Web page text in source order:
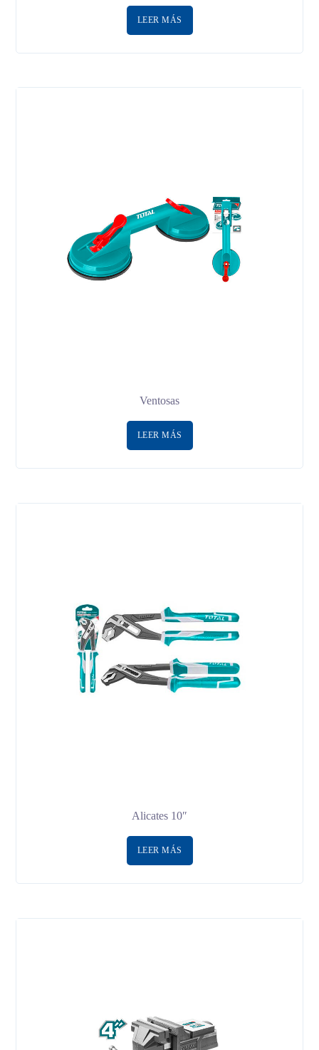
LEER MÁS
Ventosas
LEER MÁS
Alicates 10″
LEER MÁS